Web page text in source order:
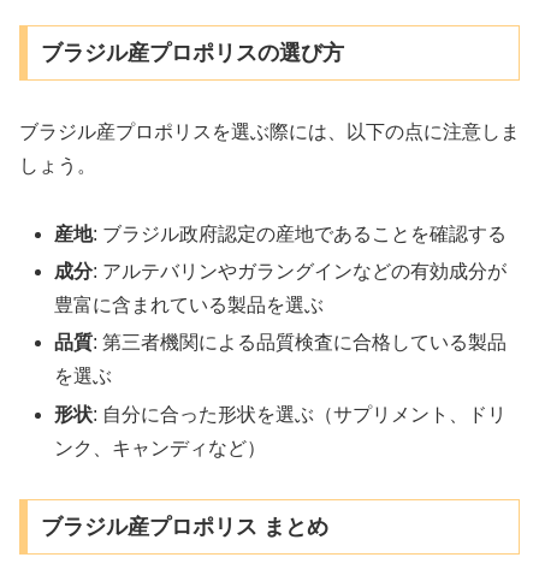
ブラジル産プロポリスの選び方
ブラジル産プロポリスを選ぶ際には、以下の点に注意しま
しょう。
産地: ブラジル政府認定の産地であることを確認する
成分: アルテバリンやガラングインなどの有効成分が
豊富に含まれている製品を選ぶ
品質: 第三者機関による品質検査に合格している製品
を選ぶ
形状: 自分に合った形状を選ぶ（サプリメント、ドリ
ンク、キャンディなど）
ブラジル産プロポリス まとめ